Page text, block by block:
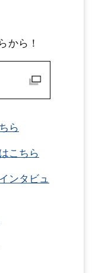
から！
ら
こちら
ンタビュ